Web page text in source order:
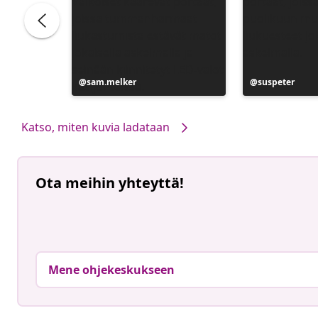
Julkaissut
sam.melker Julkaissut
suspeter
Katso, miten kuvia ladataan
Ota meihin yhteyttä!
Mene ohjekeskukseen